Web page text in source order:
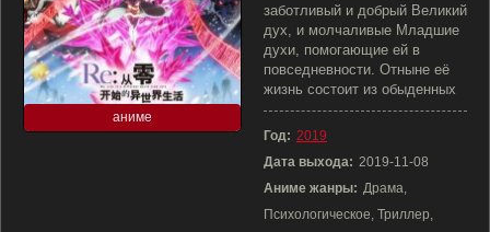
аниме
заботливый и добрый Великий
дух, и молчаливые Младшие
духи, помогающие ей в
повседневности. Отныне её
жизнь состоит из обыденных
Год: 2019
Дата выхода: 2019-11-08
Аниме жанры: Драма,
Психологическое, Триллер,